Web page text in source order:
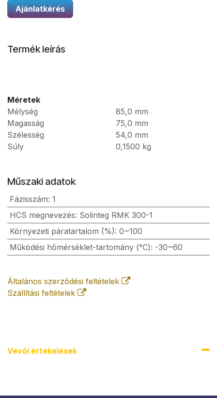
Ajánlatkérés
Termék leírás
Méretek
Mélység
85,0 mm
Magasság
75,0 mm
Szélesség
54,0 mm
Súly
0,1500 kg
Műszaki adatok
Fázisszám: 1
HCS megnevezés: Solinteg RMK 300-1
Környezeti páratartalom (%): 0~100
Működési hőmérséklet-tartomány (°C): -30~60
Általános szerződési feltételek
Szállítási feltételek
Vevői értékel​ések